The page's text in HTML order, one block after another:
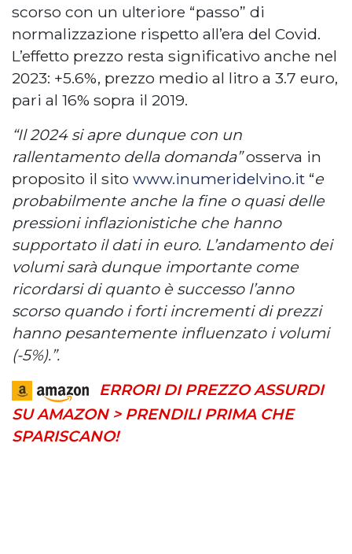
scorso con un ulteriore “passo” di
normalizzazione rispetto all’era del Covid.
L’effetto prezzo resta significativo anche nel
2023: +5.6%, prezzo medio al litro a 3.7 euro,
pari al 16% sopra il 2019.
“Il 2024 si apre dunque con un
rallentamento della domanda”osserva in
proposito il sito www.inumeridelvino.it “e
probabilmente anche la fine o quasi delle
pressioni inflazionistiche che hanno
supportato il dati in euro. L’andamento dei
volumi sarà dunque importante come
ricordarsi di quanto è successo l’anno
scorso quando i forti incrementi di prezzi
hanno pesantemente influenzato i volumi
(-5%).”.
ERRORI DI PREZZO ASSURDI
SU AMAZON > PRENDILI PRIMA CHE
SPARISCANO!